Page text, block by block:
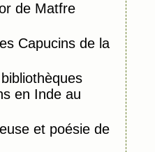
de Matfre
Capucins de la
en Inde au
et poésie de